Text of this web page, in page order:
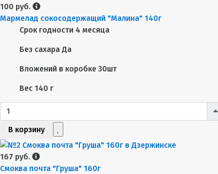
100 руб.
Мармелад сокосодержащий "Малина" 140г
Срок годности 4 месяца
Без сахара Да
Вложений в коробке 30шт
Вес 140 г
В корзину
167 руб.
Смоква почта "Груша" 160г